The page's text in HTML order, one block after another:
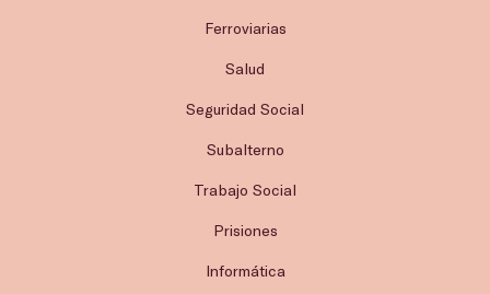
Ferroviarias
Salud
Seguridad Social
Subalterno
Trabajo Social
Prisiones
Informática